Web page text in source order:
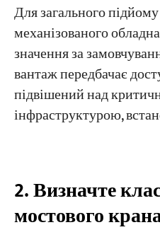
Для загального
механізованого
значення за
вантаж передбачає
підвішений над
інфраструктурою,
2. Визначте
мостового